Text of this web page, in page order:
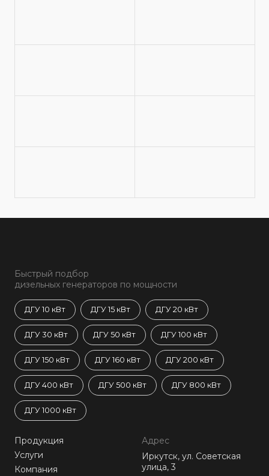
Быстрый подбор
дизельных генераторов по мощности
ДГУ 10 кВт ДГУ 15 кВт ДГУ 20 кВт
ДГУ 30 кВт ДГУ 50 кВт ДГУ 100 кВт
ДГУ 150 кВт ДГУ 160 кВт ДГУ 200 кВт
ДГУ 400 кВт ДГУ 500 кВт ДГУ 800 кВт
ДГУ 1000 кВт
Продукция
Услуги
Компания
Адрес
Иркутск, ул. Советская
улица, 3